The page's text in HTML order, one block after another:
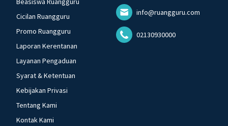
Cicilan Ruangguru
Promo Ruangguru
Laporan Kerentanan
Layanan Pengaduan
Syarat & Ketentuan
Kebijakan Privasi
Tentang Kami
Kontak Kami
info@ruangguru.com
02130930000